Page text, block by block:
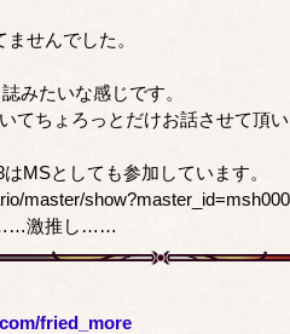
せんでした。
みたいな感じです。
てちょろっとだけお話させて頂
MSとしても参加しています。
master/
……激推し……
fried_more